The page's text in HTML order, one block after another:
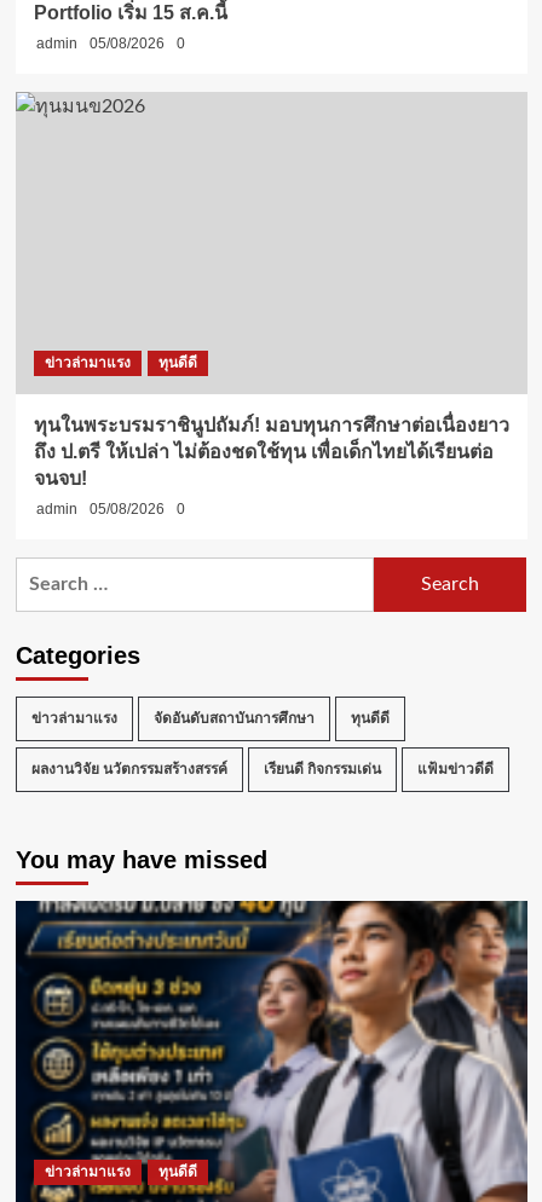
Portfolio เริ่ม 15 ส.ค.นี้
admin 05/08/2026 0
ข่าวล่ามาแรง ทุนดีดี
ทุนในพระบรมราชินูปถัมภ์! มอบทุนการศึกษาต่อเนื่องยาว
ถึง ป.ตรี ให้เปล่า ไม่ต้องชดใช้ทุน เพื่อเด็กไทยได้เรียนต่อ
จนจบ!
admin 05/08/2026 0
Categories
ข่าวล่ามาแรง จัดอันดับสถาบันการศึกษา ทุนดีดี
ผลงานวิจัย นวัตกรรมสร้างสรรค์ เรียนดี กิจกรรมเด่น แฟ้มข่าวดีดี
You may have missed
ข่าวล่ามาแรง ทุนดีดี